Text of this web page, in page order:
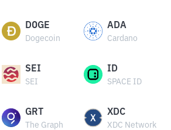
DOGE
Dogecoin
ADA
Cardano
SEI
SEI
ID
SPACE ID
GRT
The Graph
XDC
XDC Network